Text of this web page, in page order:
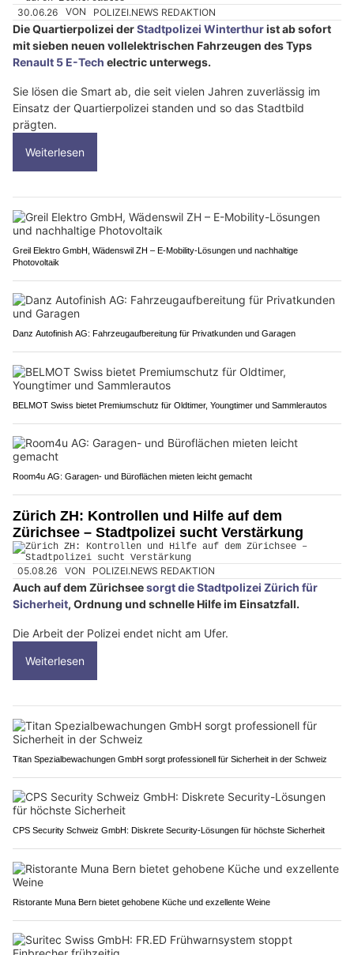
30.06.26 VON POLIZEI.NEWS REDAKTION
Die Quartierpolizei derStadtpolizei Winterthurist ab sofort
mit sieben neuen vollelektrischen Fahrzeugen des Typs
Renault 5 E-Tech electric unterwegs.
Sie lösen die Smart ab, die seit vielen Jahren zuverlässig im
Einsatz der Quartierpolizei standen und so das Stadtbild
prägten.
Weiterlesen
Greil Elektro GmbH, Wädenswil ZH – E-Mobility-Lösungen und nachhaltige
Photovoltaik
Danz Autofinish AG: Fahrzeugaufbereitung für Privatkunden und Garagen
BELMOT Swiss bietet Premiumschutz für Oldtimer, Youngtimer und Sammlerautos
Room4u AG: Garagen- und Büroflächen mieten leicht gemacht
Zürich ZH: Kontrollen und Hilfe auf dem
Zürichsee – Stadtpolizei sucht Verstärkung
05.08.26 VON POLIZEI.NEWS REDAKTION
Auch auf dem Zürichseesorgt die Stadtpolizei Zürich für
Sicherheit, Ordnung und schnelle Hilfe im Einsatzfall.
Die Arbeit der Polizei endet nicht am Ufer.
Weiterlesen
Titan Spezialbewachungen GmbH sorgt professionell für Sicherheit in der Schweiz
CPS Security Schweiz GmbH: Diskrete Security-Lösungen für höchste Sicherheit
Ristorante Muna Bern bietet gehobene Küche und exzellente Weine